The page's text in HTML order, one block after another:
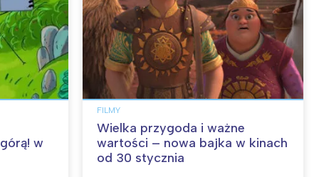
w
FILMY
Wielka przygoda i ważne
wartości – nowa bajka w kinach
od 30 stycznia